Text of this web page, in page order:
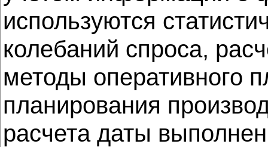
используются
колебаний спроса,
методы оперативного
планирования
расчета даты